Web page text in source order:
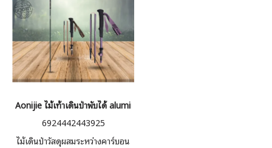
Aonijie ไม้เท้าเดินป่าพับได้ aluminum trekking Pole
6924442443925
ไม้เดินป่าวัสดุผสมระหว่างคาร์บอน